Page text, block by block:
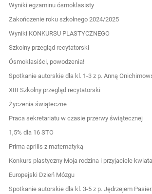
Wyniki egzaminu ósmoklasisty
Zakończenie roku szkolnego 2024/2025
Wyniki KONKURSU PLASTYCZNEGO
Szkolny przegląd recytatorski
Ósmoklasiści, powodzenia!
Spotkanie autorskie dla kl. 1-3 z p. Anną
XIII Szkolny przegląd recytatorski
Życzenia świąteczne
Praca sekretariatu w czasie przerwy świątecznej
1,5% dla 16 STO
Prima aprilis z matematyką
Konkurs plastyczny Moja rodzina i przyjaciele
Europejski Dzień Mózgu
Spotkanie autorskie dla kl. 3-5 z p. Jędrzejem